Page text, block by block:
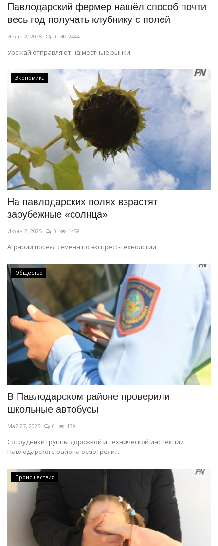
Павлодарский фермер нашёл способ почти
весь год получать клубнику с полей
Июнь 2, 2025 0 2444
Урожай отправляют на местные рынки.
Экономика
На павлодарских полях взрастят
зарубежные «солнца»
Июнь 2, 2025 0 1458
Аграрий посеял семена по экспресс-технологии.
Общество
В Павлодарском районе проверили
школьные автобусы
Май 27, 2025 0 139
Сотрудники группы дорожной и технической инспекции
Павлодарского района осмотрели...
Происшествия